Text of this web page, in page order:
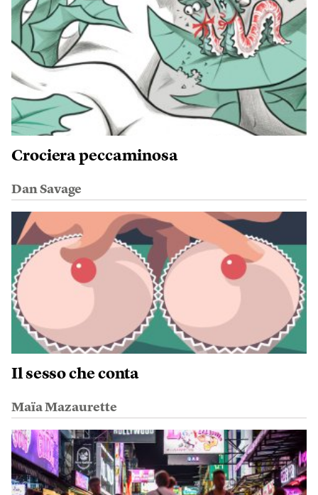
Crociera peccaminosa
Dan Savage
Il sesso che conta
Maïa Mazaurette